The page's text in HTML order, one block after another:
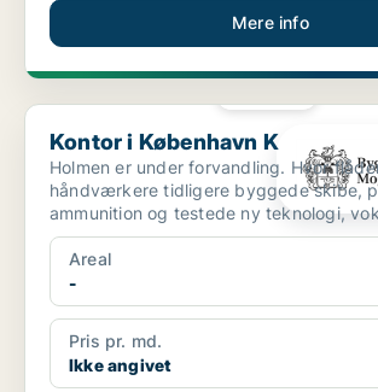
Mere info
Kontor i København K
Kontor i København K
Holmen er under forvandling. Hvor
håndværkere tidligere byggede skibe,
ammunition og testede ny teknologi,
helt ny bydel...
Areal
-
Pris pr. md.
Ikke angivet